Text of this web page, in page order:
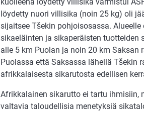
löydetty nuori villisika (noin 25 kg) oli
sijaitsee Tšekin pohjoisosassa.
sikaeläinten ja sikaperäisten
alle 5 km Puolan ja noin 20 km
Puolassa että Saksassa lähellä Tšekin
afrikkalaisesta sikarutosta edellisen
Afrikkalainen sikarutto ei tartu ihmisiin,
valtavia taloudellisia menetyksiä